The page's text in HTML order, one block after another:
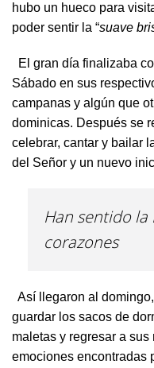
hubo un hueco para
poder sentir la “suave
El gran día finalizaba
Sábado en sus
campanas y algún que
dominicas. Después se
celebrar, cantar y bailar
del Señor y un nuevo
Han sentido la
corazones
Así llegaron al
guardar los sacos de
maletas y regresar a
emociones encontradas